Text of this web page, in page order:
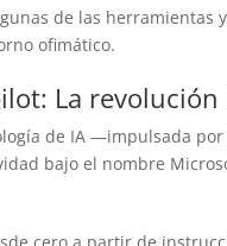
de las
ofimático.
La
de IA —impulsada
bajo el nombre